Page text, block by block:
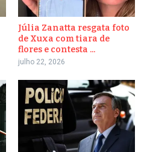
Júlia Zanatta resgata foto
de Xuxa com tiara de
flores e contesta ...
julho 22, 2026